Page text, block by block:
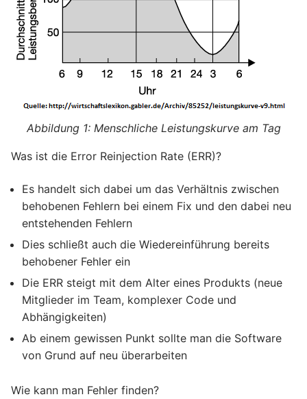
Menschliche Leistungskurve am Tag
Was ist die Error Reinjection Rate (ERR)?
Es handelt sich dabei um das Verhältnis zwischen
behobenen Fehlern bei einem Fix und den dabei neu
entstehenden Fehlern
Dies schließt auch die Wiedereinführung bereits
behobener Fehler ein
Die ERR steigt mit dem Alter eines Produkts (neue
Mitglieder im Team, komplexer Code und
Abhängigkeiten)
Ab einem gewissen Punkt sollte man die Software
von Grund auf neu überarbeiten
Wie kann man Fehler finden?